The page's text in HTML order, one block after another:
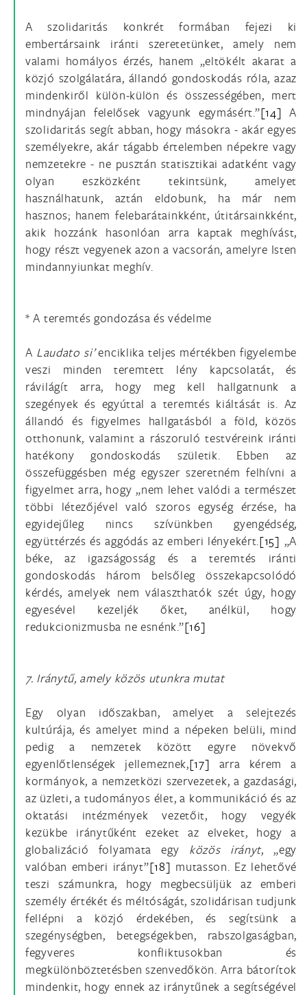
A szolidaritás konkrét formában fejezi ki
embertársaink iránti szeretetünket, amely nem
valami homályos érzés, hanem „eltökélt akarat a
közjó szolgálatára, állandó gondoskodás róla, azaz
mindenkiről külön-külön és összességében, mert
mindnyájan felelősek vagyunk egymásért.”[14] A
szolidaritás segít abban, hogy másokra - akár egyes
személyekre, akár tágabb értelemben népekre vagy
nemzetekre - ne pusztán statisztikai adatként vagy
olyan eszközként tekintsünk, amelyet
használhatunk, aztán eldobunk, ha már nem
hasznos; hanem felebarátainkként, útitársainkként,
akik hozzánk hasonlóan arra kaptak meghívást,
hogy részt vegyenek azon a vacsorán, amelyre Isten
mindannyiunkat meghív.
* A teremtés gondozása és védelme
A Laudato si’enciklika teljes mértékben figyelembe
veszi minden teremtett lény kapcsolatát, és
rávilágít arra, hogy meg kell hallgatnunk a
szegények és egyúttal a teremtés kiáltását is. Az
állandó és figyelmes hallgatásból a föld, közös
otthonunk, valamint a rászoruló testvéreink iránti
hatékony gondoskodás születik. Ebben az
összefüggésben még egyszer szeretném felhívni a
figyelmet arra, hogy „nem lehet valódi a természet
többi létezőjével való szoros egység érzése, ha
egyidejűleg nincs szívünkben gyengédség,
együttérzés és aggódás az emberi lényekért.[15] „A
béke, az igazságosság és a teremtés iránti
gondoskodás három belsőleg összekapcsolódó
kérdés, amelyek nem választhatók szét úgy, hogy
egyesével kezeljék őket, anélkül, hogy
redukcionizmusba ne esnénk.”[16]
7. Iránytű, amely közös utunkra mutat
Egy olyan időszakban, amelyet a selejtezés
kultúrája, és amelyet mind a népeken belüli, mind
pedig a nemzetek között egyre növekvő
egyenlőtlenségek jellemeznek,[17] arra kérem a
kormányok, a nemzetközi szervezetek, a gazdasági,
az üzleti, a tudományos élet, a kommunikáció és az
oktatási intézmények vezetőit, hogy vegyék
kezükbe iránytűként ezeket az elveket, hogy a
globalizáció folyamata egy közös irányt, „egy
valóban emberi irányt”[18] mutasson. Ez lehetővé
teszi számunkra, hogy megbecsüljük az emberi
személy értékét és méltóságát, szolidárisan tudjunk
fellépni a közjó érdekében, és segítsünk a
szegénységben, betegségekben, rabszolgaságban,
fegyveres konfliktusokban és
megkülönböztetésben szenvedőkön. Arra bátorítok
mindenkit, hogy ennek az iránytűnek a segítségével